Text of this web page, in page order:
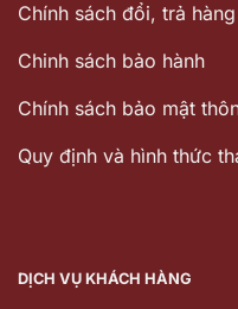
Chính sách đổi, trả
Chinh sách bảo hành
Chính sách bảo mật
Quy định và hình thức
DỊCH VỤ KHÁCH HÀNG